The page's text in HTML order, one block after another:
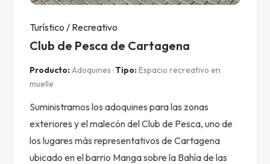
Turístico / Recreativo
Club de Pesca de Cartagena
Producto: Adoquines · Tipo: Espacio recreativo en
muelle
Suministramos los adoquines para las zonas
exteriores y el malecón del Club de Pesca, uno de
los lugares más representativos de Cartagena
ubicado en el barrio Manga sobre la Bahía de las